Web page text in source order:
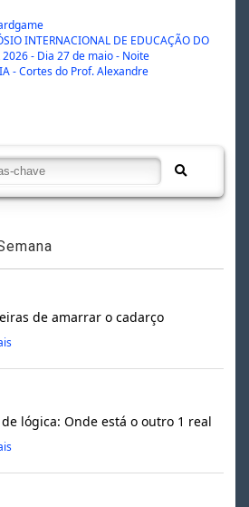
INTERNACIONAL DE EDUCAÇÃO DO
2026 - Dia 27 de maio - Noite
- Cortes do Prof. Alexandre
de amarrar o cadarço
de lógica: Onde está o outro 1 real